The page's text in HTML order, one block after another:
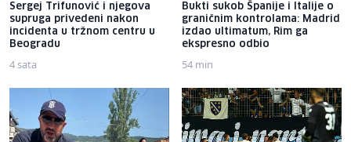
Sergej Trifunović i njegova
supruga privedeni nakon
incidenta u tržnom centru u
Beogradu
4 sata
Bukti sukob Španije i Italije o
graničnim kontrolama: Madrid
izdao ultimatum, Rim ga
ekspresno odbio
54 min